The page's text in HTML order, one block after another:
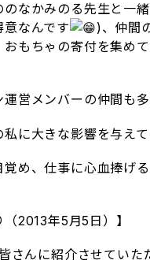
なかみのる先生と一
意なんです
)、仲間
もちゃの寄付を集め
営メンバーの仲間も
に大きな影響を与えて
め、仕事に心血捧げ
2013年5月5日）】
さんに紹介させていた